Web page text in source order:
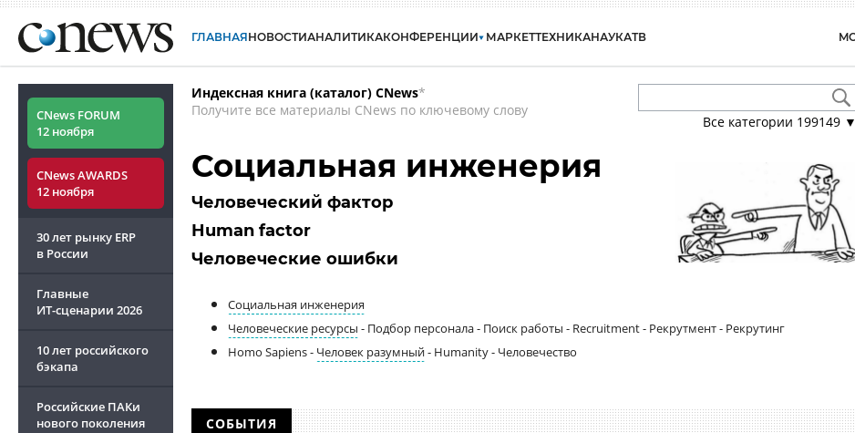
ГЛАВНАЯНОВОСТИАНАЛИТИКАКОНФЕРЕНЦИИ МАРКЕТТЕХНИКАНАУКАТВ
CNews FORUM
12 ноября
CNews AWARDS
12 ноября
30 лет рынку ERP
в России
Главные
ИТ-сценарии 2026
10 лет российского
бэкапа
Российские ПАКи
нового поколения
Индексная книга (каталог) CNews*
Получите все материалы CNews по ключевому слову
Все категории 199149 ▼
Социальная инженерия
Человеческий фактор
Human factor
Человеческие ошибки
Социальная инженерия
Человеческие ресурсы - Подбор персонала - Поиск работы - Recruitment - Рекрутмент - Рекрутинг
Homo Sapiens - Человек разумный- Humanity - Человечество
СОБЫТИЯ